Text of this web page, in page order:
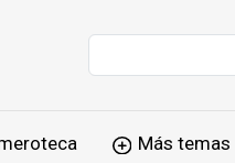
Más temas